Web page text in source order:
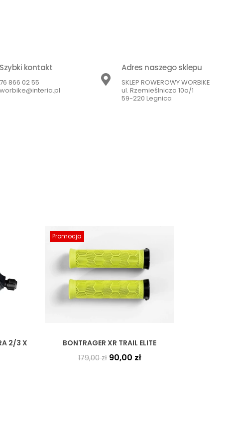
Szybki kontakt
76 866 02 55
worbike@interia.pl
Adres naszego sklepu
SKLEP ROWEROWY WORBIKE
ul. Rzemieślnicza 10a/1
59-220 Legnica
2/3 X
Promocja
BONTRAGER XR TRAIL ELITE
179,00zł 90,00 zł